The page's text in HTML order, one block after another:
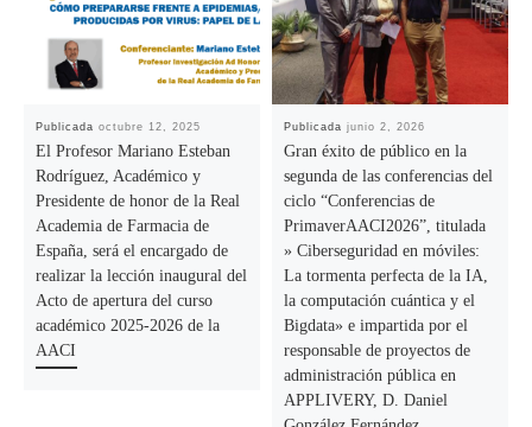
Publicadaoctubre 12, 2025
El Profesor Mariano Esteban
Rodríguez, Académico y
Presidente de honor de la Real
Academia de Farmacia de
España, será el encargado de
realizar la lección inaugural del
Acto de apertura del curso
académico 2025-2026 de la
AACI
Publicadajunio 2, 2026
Gran éxito de público en la
segunda de las conferencias del
ciclo “Conferencias de
PrimaverAACI2026”, titulada
» Ciberseguridad en móviles:
La tormenta perfecta de la IA,
la computación cuántica y el
Bigdata» e impartida por el
responsable de proyectos de
administración pública en
APPLIVERY, D. Daniel